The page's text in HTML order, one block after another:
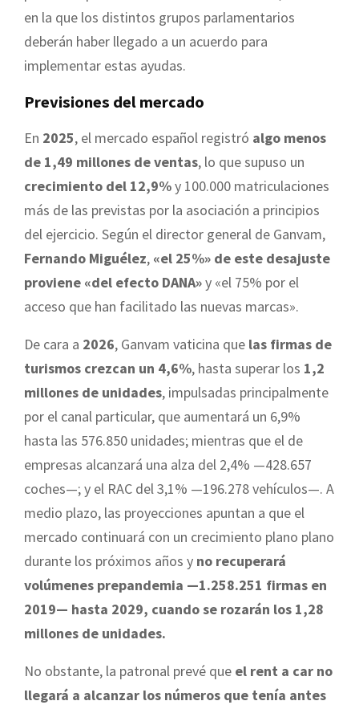
en la que los distintos grupos parlamentarios
deberán haber llegado a un acuerdo para
implementar estas ayudas.
Previsiones del mercado
En 2025, el mercado español registró algo menos
de 1,49 millones de ventas, lo que supuso un
crecimiento del 12,9%y 100.000 matriculaciones
más de las previstas por la asociación a principios
del ejercicio. Según el director general de Ganvam,
Fernando Miguélez, «el 25%» de este desajuste
proviene «del efecto DANA»y «el 75% por el
acceso que han facilitado las nuevas marcas».
De cara a 2026, Ganvam vaticina que las firmas de
turismos crezcan un 4,6%, hasta superar los 1,2
millones de unidades, impulsadas principalmente
por el canal particular, que aumentará un 6,9%
hasta las 576.850 unidades; mientras que el de
empresas alcanzará una alza del 2,4% —428.657
coches—; y el RAC del 3,1% —196.278 vehículos—. A
medio plazo, las proyecciones apuntan a que el
mercado continuará con un crecimiento plano plano
durante los próximos años y no recuperará
volúmenes prepandemia —1.258.251 firmas en
2019— hasta 2029, cuando se rozarán los 1,28
millones de unidades.
No obstante, la patronal prevé que el rent a car no
llegará a alcanzar los números que tenía antes